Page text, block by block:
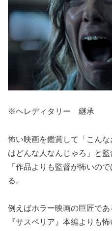
※ヘレディタリー 継承
怖い映画を鑑賞して「こん
はどんな人なんじゃろ」と監
「作品よりも監督が怖いの
る。
例えばホラー映画の巨匠で
『サスペリア』本編よりも